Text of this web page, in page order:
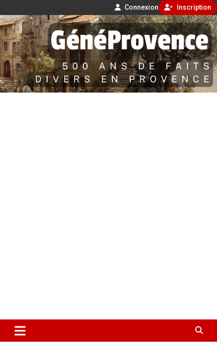
Connexion Inscription
Aller
au
contenu
GénéProvence
500 ans de faits divers en Provence